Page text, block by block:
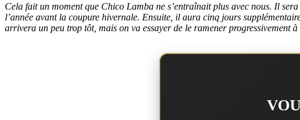
Cela fait un moment que Chico Lamba ne s’entraînait plus avec nous. Il
l’année avant la coupure hivernale. Ensuite, il aura cinq jours
arrivera un peu trop tôt, mais on va essayer de le ramener progressivement